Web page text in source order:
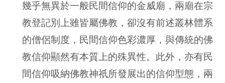
幾乎無異於一般民間信仰的金威廟，兩廟在宗
教登記別上雖皆屬佛教，卻沒有前述叢林體系
的僧侶制度，民間信仰色彩濃厚，與傳統的佛
教信仰顯然有本質上的殊異性。此外，亦有民
間信仰吸納佛教神祇所發展出的信仰型態，兩